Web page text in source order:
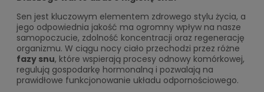
Sen jest kluczowym elementem zdrowego stylu życia, a
jego odpowiednia jakość ma ogromny wpływ na nasze
samopoczucie, zdolność koncentracji oraz regenerację
organizmu. W ciągu nocy ciało przechodzi przez różne
fazy snu, które wspierają procesy odnowy komórkowej,
regulują gospodarkę hormonalną i pozwalają na
prawidłowe funkcjonowanie układu odpornościowego.